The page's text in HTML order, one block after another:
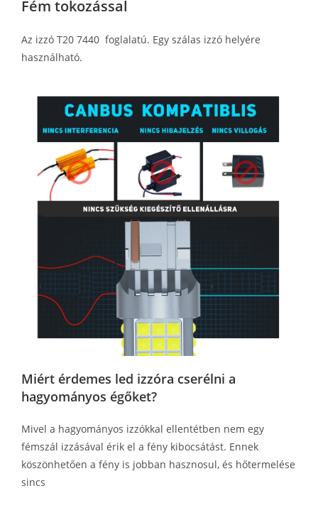
Fém tokozással
Az izzó T20 7440 foglalatú. Egy szálas izzó helyére
használható.
Miért érdemes led izzóra cserélni a
hagyományos égőket?
Mivel a hagyományos izzókkal ellentétben nem egy
fémszál izzásával érik el a fény kibocsátást. Ennek
köszönhetően a fény is jobban hasznosul, és hőtermelése
sincs